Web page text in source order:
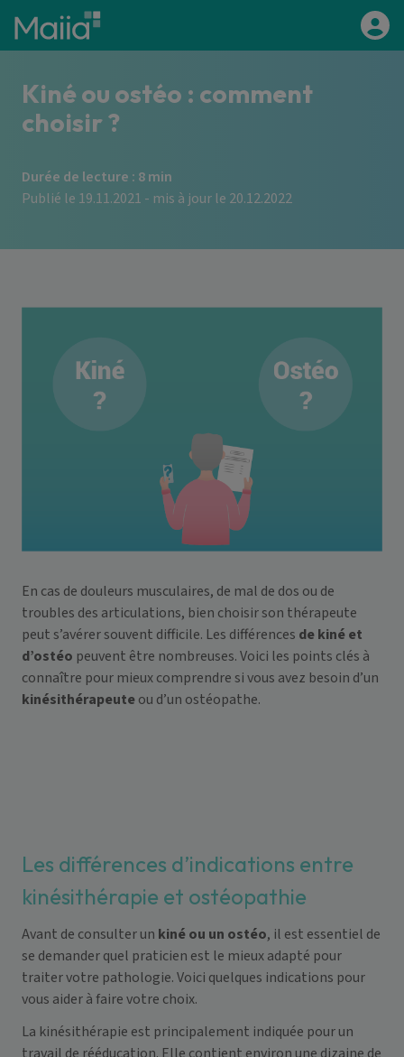
Aller au contenu principal
Kiné ou ostéo : comment
choisir ?
Durée de lecture : 8 min
Publié le 19.11.2021 - mis à jour le 20.12.2022
En cas de douleurs musculaires, de mal de dos ou de
troubles des articulations, bien choisir son thérapeute
peut s’avérer souvent difficile. Les différences de kiné et
d’ostéo peuvent être nombreuses. Voici les points clés à
connaître pour mieux comprendre si vous avez besoin d’un
kinésithérapeuteou d’un ostéopathe.
Les différences d’indications entre
kinésithérapie et ostéopathie
Avant de consulter un kiné ou un ostéo, il est essentiel de
se demander quel praticien est le mieux adapté pour
traiter votre pathologie. Voici quelques indications pour
vous aider à faire votre choix.
La kinésithérapie est principalement indiquée pour un